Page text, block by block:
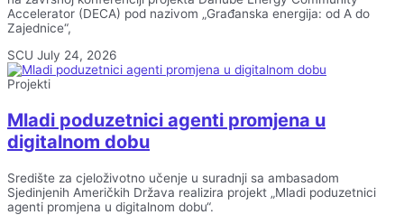
Accelerator (DECA) pod nazivom „Građanska energija: od A do
Zajednice“,
SCU July 24, 2026
Projekti
Mladi poduzetnici agenti promjena u
digitalnom dobu
Središte za cjeloživotno učenje u suradnji sa ambasadom
Sjedinjenih Američkih Država realizira projekt „Mladi poduzetnici
agenti promjena u digitalnom dobu“.